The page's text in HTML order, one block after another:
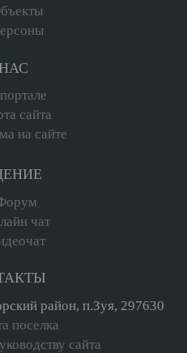
сайта
на сайте
чат
район, п.Зуя, 297630
поселка
сайта